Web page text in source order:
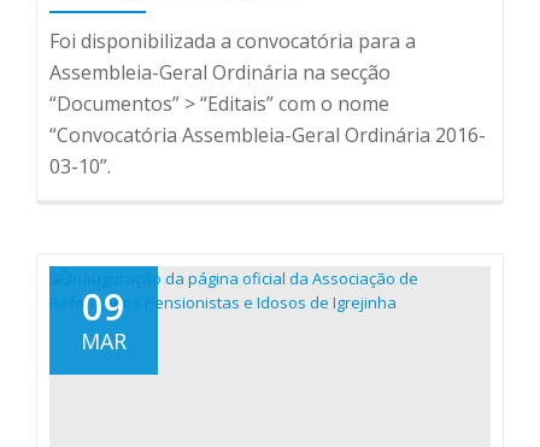
Foi disponibilizada a convocatória para a
Assembleia-Geral Ordinária na secção
“Documentos” > “Editais” com o nome
“Convocatória Assembleia-Geral Ordinária 2016-
03-10”.
09
MAR